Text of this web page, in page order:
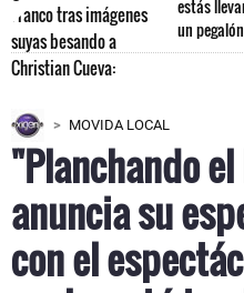
estás
un
MOVIDA LOCAL
"Planchando
anuncia su
con el